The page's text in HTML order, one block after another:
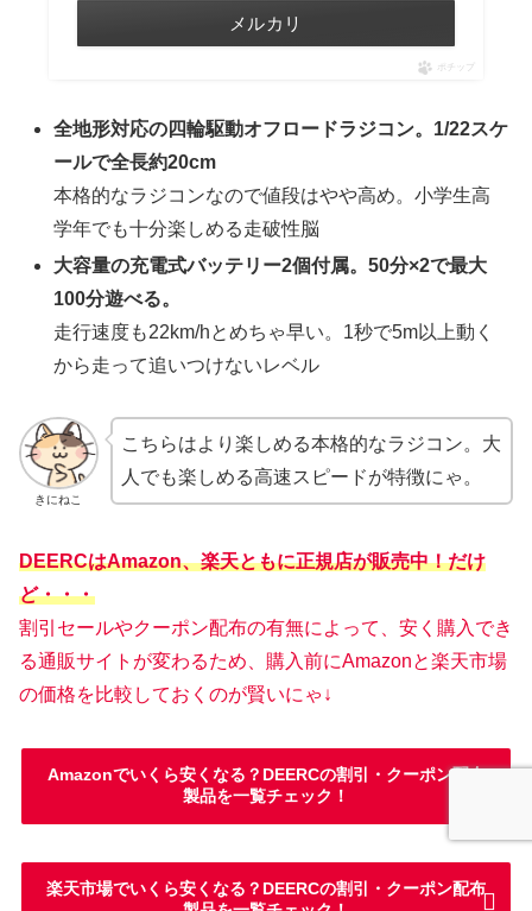
メルカリ
ポチップ
全地形対応の四輪駆動オフロードラジコン。1/22スケ
ールで全長約20cm
本格的なラジコンなので値段はやや高め。小学生高
学年でも十分楽しめる走破性脳
大容量の充電式バッテリー2個付属。50分×2で最大
100分遊べる。
走行速度も22km/hとめちゃ早い。1秒で5m以上動く
から走って追いつけないレベル
きにねこ
こちらはより楽しめる本格的なラジコン。大
人でも楽しめる高速スピードが特徴にゃ。
DEERCはAmazon、楽天ともに正規店が販売中！だけ
ど・・・
割引セールやクーポン配布の有無によって、安く購入でき
る通販サイトが変わるため、購入前にAmazonと楽天市場
の価格を比較しておくのが賢いにゃ↓
Amazonでいくら安くなる？DEERCの割引・クーポン配布
製品を一覧チェック！
楽天市場でいくら安くなる？DEERCの割引・クーポン配布